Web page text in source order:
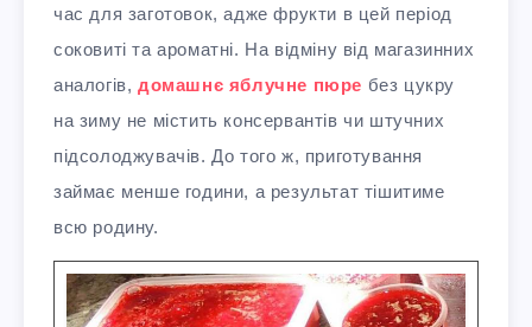
час для заготовок, адже фрукти в цей період
соковиті та ароматні. На відміну від магазинних
аналогів, домашнє яблучне пюре без цукру
на зиму не містить консервантів чи штучних
підсолоджувачів. До того ж, приготування
займає менше години, а результат тішитиме
всю родину.